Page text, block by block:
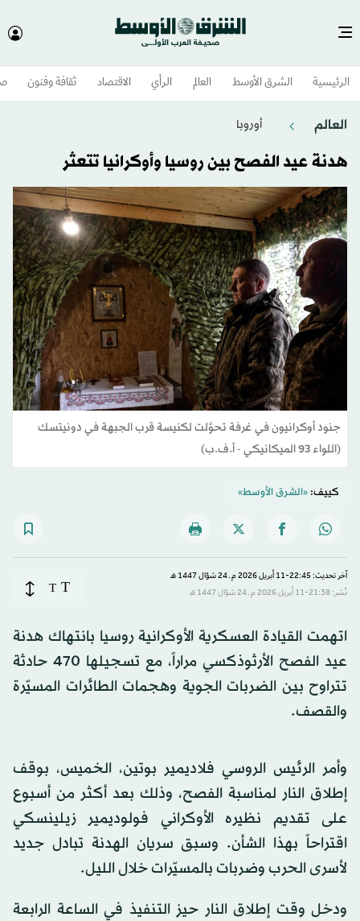
الرئيسية الشرق الأوسط​ العالم الرأي الاقتصاد ثقافة وفنون
العالم أوروبا
هدنة عيد الفصح بين روسيا وأوكرانيا تتعثر
جنود أوكرانيون في غرفة تحوَّلت لكنيسة قرب الجبهة في دونيتسك
(اللواء 93 الميكانيكي - أ.ف.ب)
كييف:«الشرق الأوسط»
آخر تحديث: 22:45-11 أبريل 2026 م ـ 24 شوّال 1447 هـ
نُشر: 21:38-11 أبريل 2026 م ـ 24 شوّال 1447 هـ
T
T
اتهمت القيادة العسكرية الأوكرانية روسيا بانتهاك هدنة
عيد الفصح الأرثوذكسي مراراً، مع تسجيلها 470 حادثة
تتراوح بين الضربات الجوية وهجمات الطائرات المسيّرة
والقصف.
وأمر الرئيس الروسي فلاديمير بوتين، الخميس، بوقف
إطلاق النار لمناسبة الفصح، وذلك بعد أكثر من أسبوع
على تقديم نظيره الأوكراني فولوديمير زيلينسكي
اقتراحاً بهذا الشأن. وسبق سريان الهدنة تبادل جديد
لأسرى الحرب وضربات بالمسيّرات خلال الليل.
ودخل وقت إطلاق النار حيز التنفيذ في الساعة الرابعة